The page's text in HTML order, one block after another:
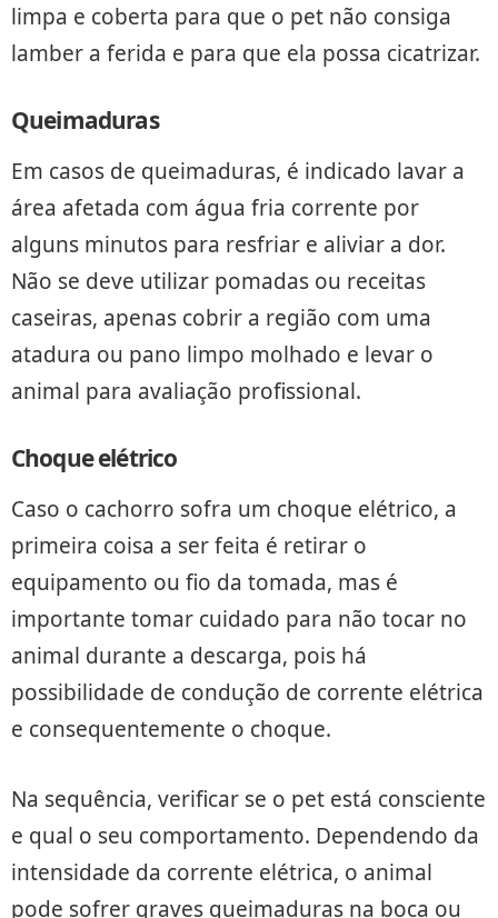
limpa e coberta para que o pet não consiga
lamber a ferida e para que ela possa cicatrizar.
Queimaduras
Em casos de queimaduras, é indicado lavar a
área afetada com água fria corrente por
alguns minutos para resfriar e aliviar a dor.
Não se deve utilizar pomadas ou receitas
caseiras, apenas cobrir a região com uma
atadura ou pano limpo molhado e levar o
animal para avaliação profissional.
Choque elétrico
Caso o cachorro sofra um choque elétrico, a
primeira coisa a ser feita é retirar o
equipamento ou fio da tomada, mas é
importante tomar cuidado para não tocar no
animal durante a descarga, pois há
possibilidade de condução de corrente elétrica
e consequentemente o choque.
Na sequência, verificar se o pet está consciente
e qual o seu comportamento. Dependendo da
intensidade da corrente elétrica, o animal
pode sofrer graves queimaduras na boca ou